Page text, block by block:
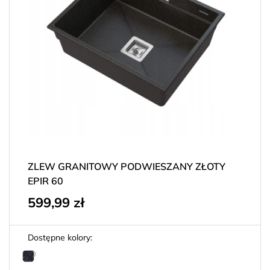
ZLEW GRANITOWY PODWIESZANY ZŁOTY
EPIR 60
599,99 zł
Dostępne kolory: